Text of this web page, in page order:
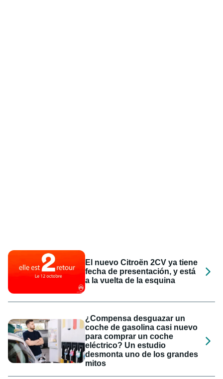
El nuevo Citroën 2CV ya tiene
fecha de presentación, y está
a la vuelta de la esquina
¿Compensa desguazar un
coche de gasolina casi nuevo
para comprar un coche
eléctrico? Un estudio
desmonta uno de los grandes
mitos